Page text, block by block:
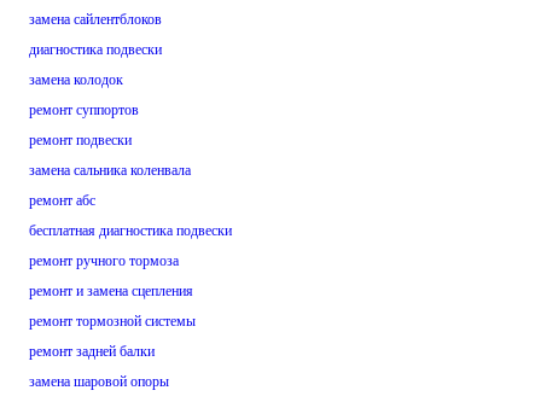
замена сайлентблоков
диагностика подвески
замена колодок
ремонт суппортов
ремонт подвески
замена сальника коленвала
ремонт абс
бесплатная диагностика подвески
ремонт ручного тормоза
ремонт и замена сцепления
ремонт тормозной системы
ремонт задней балки
замена шаровой опоры